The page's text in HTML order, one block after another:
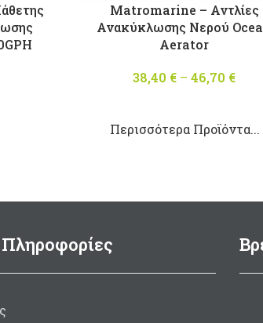
Matromarine – Αντλίες
Ανακύκλωσης Νερού
Aerator
38,40 € – 46,70 €
Περισσότερα Προϊόντα...